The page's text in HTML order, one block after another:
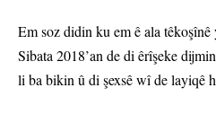
Em soz didin ku em ê ala
Sibata 2018’an de di êrîşeke
li ba bikin û di şexsê wî de layiqê